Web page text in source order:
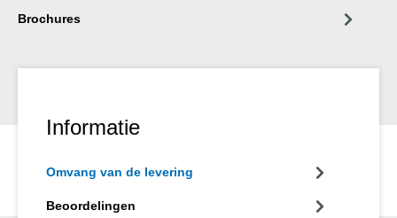
Brochures
Informatie
Omvang van de levering
Beoordelingen